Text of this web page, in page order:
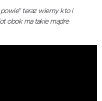
teraz wiemy kto i
obok ma takie mądre